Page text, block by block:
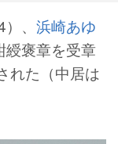
）、 浜崎あゆ
綬褒章を受章
れた（中居は